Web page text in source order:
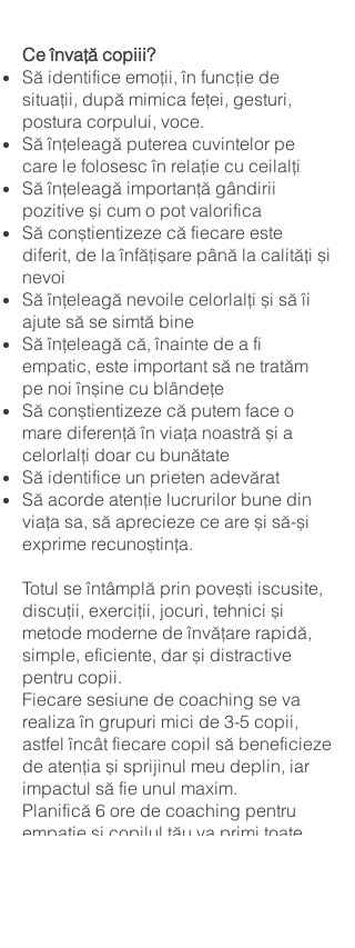
Ce învață copiii?
Să identifice emoții, în funcție de
situații, după mimica feței, gesturi,
postura corpului, voce.
Să înțeleagă puterea cuvintelor pe
care le folosesc în relație cu ceilalți
Să înțeleagă importanță gândirii
pozitive și cum o pot valorifica
Să conștientizeze că fiecare este
diferit, de la înfățișare până la calități și
nevoi
Să înțeleagă nevoile celorlalți și să îi
ajute să se simtă bine
Să înțeleagă că, înainte de a fi
empatic, este important să ne tratăm
pe noi înșine cu blândețe
Să conștientizeze că putem face o
mare diferență în viața noastră și a
celorlalți doar cu bunătate
Să identifice un prieten adevărat
Să acorde atenție lucrurilor bune din
viața sa, să aprecieze ce are și să-și
exprime recunoștința.
Totul se întâmplă prin povești iscusite,
discuții, exerciții, jocuri, tehnici și
metode moderne de învățare rapidă,
simple, eficiente, dar și distractive
pentru copii.
Fiecare sesiune de coaching se va
realiza în grupuri mici de 3-5 copii,
astfel încât fiecare copil să beneficieze
de atenția și sprijinul meu deplin, iar
impactul să fie unul maxim.
Planifică 6 ore de coaching pentru
empatie și copilul tău va primi toate